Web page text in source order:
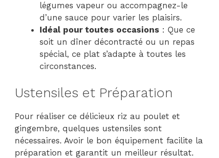
légumes vapeur ou accompagnez-le
d’une sauce pour varier les plaisirs.
Idéal pour toutes occasions : Que ce
soit un dîner décontracté ou un repas
spécial, ce plat s’adapte à toutes les
circonstances.
Ustensiles et Préparation
Pour réaliser ce délicieux riz au poulet et
gingembre, quelques ustensiles sont
nécessaires. Avoir le bon équipement facilite la
préparation et garantit un meilleur résultat.